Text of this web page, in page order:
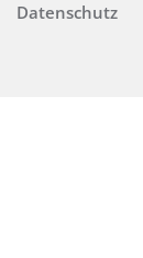
Datenschutz